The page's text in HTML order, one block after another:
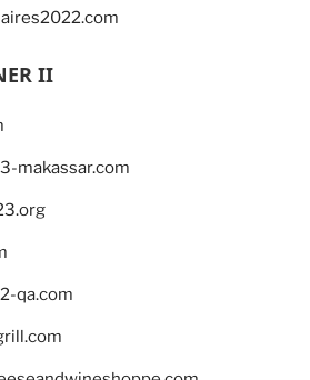
II
makassar.com
qa.com